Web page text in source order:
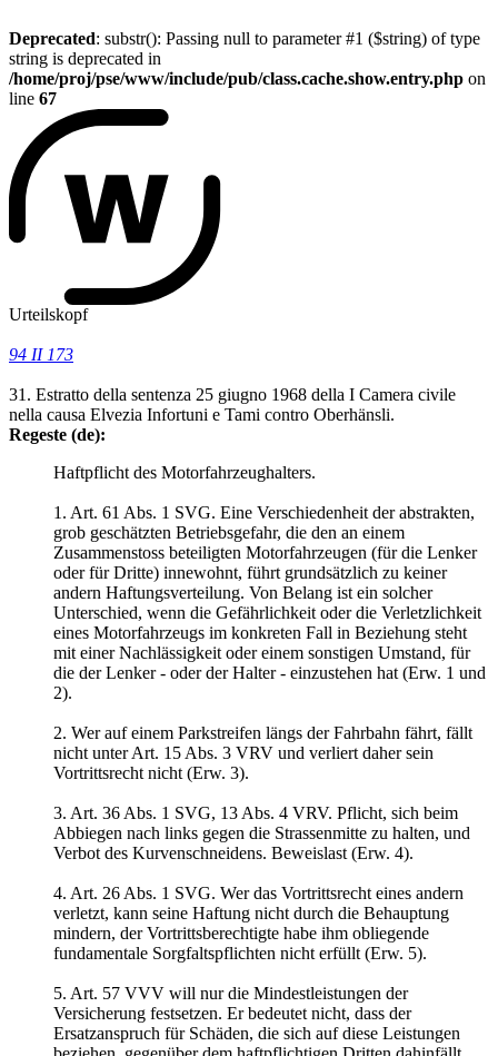
Deprecated: substr(): Passing null to parameter #1 ($string) of type
string is deprecated in
/home/proj/pse/www/include/pub/class.cache.show.entry.php on
line 67
Urteilskopf
94 II 173
31. Estratto della sentenza 25 giugno 1968 della I Camera civile
nella causa Elvezia Infortuni e Tami contro Oberhänsli.
Regeste (de):
Haftpflicht des Motorfahrzeughalters.
1. Art. 61 Abs. 1 SVG. Eine Verschiedenheit der abstrakten,
grob geschätzten Betriebsgefahr, die den an einem
Zusammenstoss beteiligten Motorfahrzeugen (für die Lenker
oder für Dritte) innewohnt, führt grundsätzlich zu keiner
andern Haftungsverteilung. Von Belang ist ein solcher
Unterschied, wenn die Gefährlichkeit oder die Verletzlichkeit
eines Motorfahrzeugs im konkreten Fall in Beziehung steht
mit einer Nachlässigkeit oder einem sonstigen Umstand, für
die der Lenker - oder der Halter - einzustehen hat (Erw. 1 und
2).
2. Wer auf einem Parkstreifen längs der Fahrbahn fährt, fällt
nicht unter Art. 15 Abs. 3 VRV und verliert daher sein
Vortrittsrecht nicht (Erw. 3).
3. Art. 36 Abs. 1 SVG, 13 Abs. 4 VRV. Pflicht, sich beim
Abbiegen nach links gegen die Strassenmitte zu halten, und
Verbot des Kurvenschneidens. Beweislast (Erw. 4).
4. Art. 26 Abs. 1 SVG. Wer das Vortrittsrecht eines andern
verletzt, kann seine Haftung nicht durch die Behauptung
mindern, der Vortrittsberechtigte habe ihm obliegende
fundamentale Sorgfaltspflichten nicht erfüllt (Erw. 5).
5. Art. 57 VVV will nur die Mindestleistungen der
Versicherung festsetzen. Er bedeutet nicht, dass der
Ersatzanspruch für Schäden, die sich auf diese Leistungen